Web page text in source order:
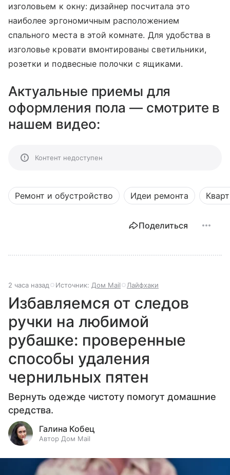
изголовьем к окну: дизайнер посчитала это
наиболее эргономичным расположением
спального места в этой комнате. Для удобства в
изголовье кровати вмонтированы светильники,
розетки и подвесные полочки с ящиками.
Актуальные приемы для
оформления пола — смотрите в
нашем видео:
Контент недоступен
Ремонт и обустройство Идеи ремонта
Поделиться
3 часа назад Источник: Дом Mail Лайфхаки
Избавляемся от следов
ручки на любимой
рубашке: проверенные
способы удаления
чернильных пятен
Вернуть одежде чистоту помогут домашние
средства.
Галина Кобец
Автор Дом Mail